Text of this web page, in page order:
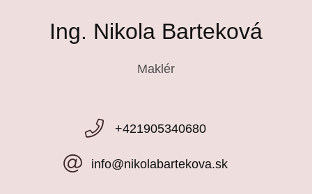
Ing. Nikola Barteková
Maklér
+421905340680
info@nikolabartekova.sk